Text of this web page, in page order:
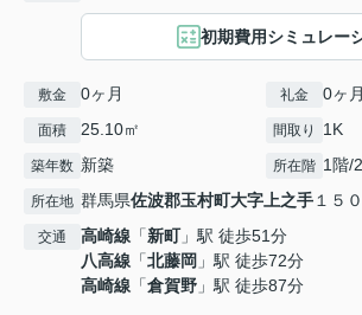
初期費用シミュレー
敷金 0ヶ月 礼金 0ヶ月
面積 25.10㎡ 間取り 1K
築年数 新築 所在階 1階/
所在地 群馬県佐波郡玉村町大字上之手１５
交通 高崎線 「新町」駅 徒歩51分
八高線 「北藤岡 」駅 徒歩72分
高崎線 「倉賀野 」駅 徒歩87分